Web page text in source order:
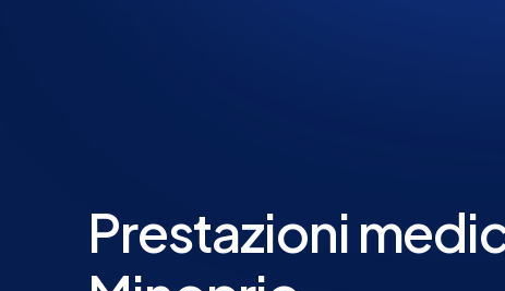
Prestazioni